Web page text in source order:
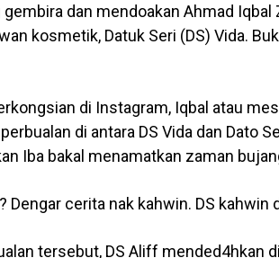
gembira dan mendoakan Ahmad
kosmetik, Datuk Seri (DS) Vida.
di Instagram, Iqbal atau
di antara DS Vida dan Dato
Iba bakal menamatkan zaman
Dengar cerita nak kahwin. DS kahwin
tersebut, DS Aliff mended4hkan